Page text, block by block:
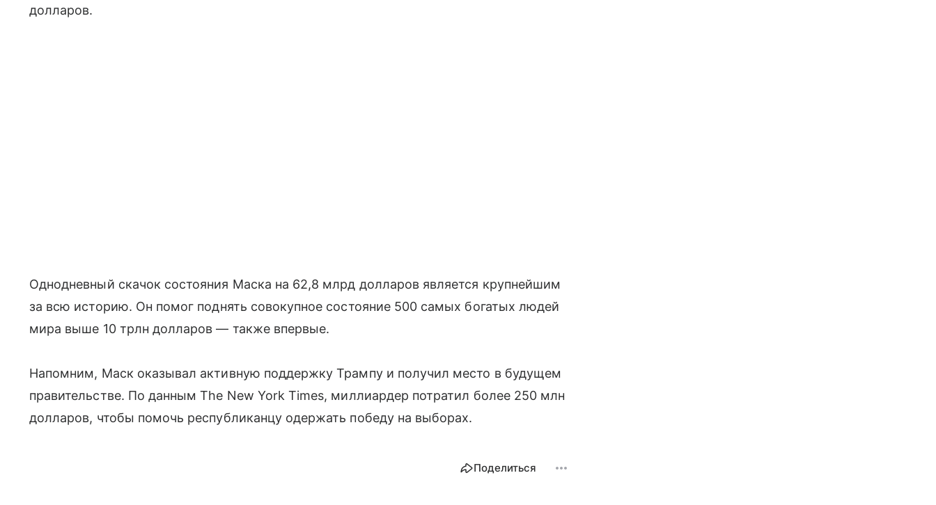
долларов.
Однодневный скачок состояния Маска на 62,8 млрд долларов является крупнейшим
за всю историю. Он помог поднять совокупное состояние 500 самых богатых людей
мира выше 10 трлн долларов — также впервые.
Напомним, Маск оказывал активную поддержку Трампу и получил место в будущем
правительстве. По данным The New York Times, миллиардер потратил более 250 млн
долларов, чтобы помочь республиканцу одержать победу на выборах.
Поделиться